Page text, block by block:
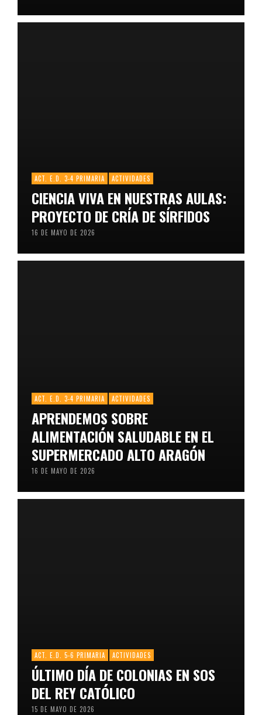
ACT. E.D. 3-4 PRIMARIA ACTIVIDADES
CIENCIA VIVA EN NUESTRAS AULAS:
PROYECTO DE CRÍA DE SÍRFIDOS
16 DE MAYO DE 2026
ACT. E.D. 3-4 PRIMARIA ACTIVIDADES
APRENDEMOS SOBRE
ALIMENTACIÓN SALUDABLE EN EL
SUPERMERCADO ALTO ARAGÓN
16 DE MAYO DE 2026
ACT. E.D. 5-6 PRIMARIA ACTIVIDADES
ÚLTIMO DÍA DE COLONIAS EN SOS
DEL REY CATÓLICO
15 DE MAYO DE 2026